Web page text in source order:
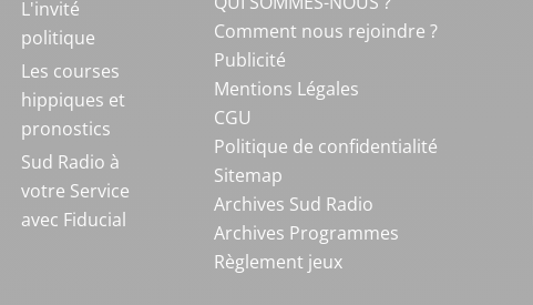
L'invité
politique
Les courses
hippiques et
pronostics
Sud Radio à
votre Service
avec Fiducial
Comment nous rejoindre ?
Publicité
Mentions Légales
CGU
Politique de confidentialité
Sitemap
Archives Sud Radio
Archives Programmes
Règlement jeux